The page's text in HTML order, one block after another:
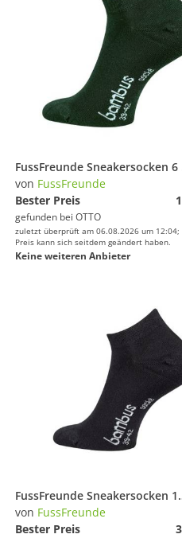
von FussFreunde
Bester Preis
gefunden bei OTTO
zuletzt überprüft am 06.08.2026 um 12:04;
Preis kann sich seitdem geändert haben.
Keine weiteren Anbieter
FussFreunde Sneakersocken 12 Paar
von FussFreunde
Bester Preis